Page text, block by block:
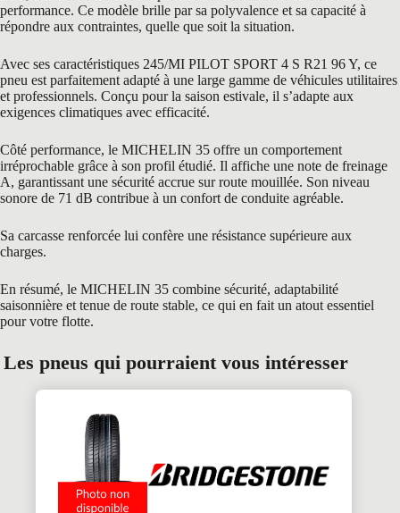
performance. Ce modèle brille par sa polyvalence et sa capacité à
répondre aux contraintes, quelle que soit la situation.
Avec ses caractéristiques 245/MI PILOT SPORT 4 S R21 96 Y, ce
pneu est parfaitement adapté à une large gamme de véhicules utilitaires
et professionnels. Conçu pour la saison estivale, il s’adapte aux
exigences climatiques avec efficacité.
Côté performance, le MICHELIN 35 offre un comportement
irréprochable grâce à son profil étudié. Il affiche une note de freinage
A, garantissant une sécurité accrue sur route mouillée. Son niveau
sonore de 71 dB contribue à un confort de conduite agréable.
Sa carcasse renforcée lui confère une résistance supérieure aux
charges.
En résumé, le MICHELIN 35 combine sécurité, adaptabilité
saisonnière et tenue de route stable, ce qui en fait un atout essentiel
pour votre flotte.
Les pneus qui pourraient vous intéresser